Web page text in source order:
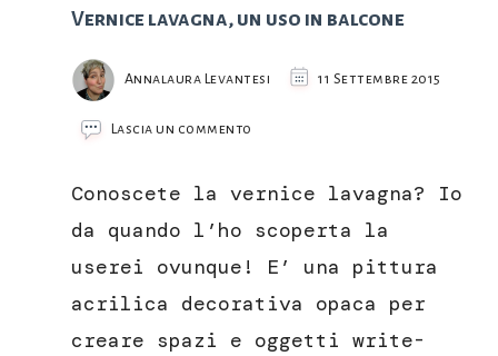
Vernice lavagna, un uso in balcone
Annalaura Levantesi 11 Settembre 2015
Lascia un commento
un
balcone
Conoscete la vernice lavagna? Io
da quando l’ho scoperta la
userei ovunque! E’ una pittura
acrilica decorativa opaca per
creare spazi e oggetti write-